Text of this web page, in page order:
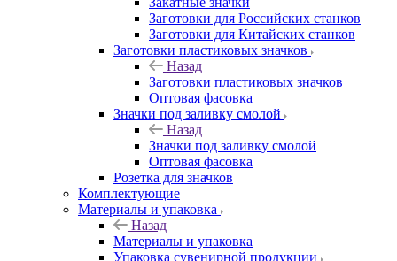
Заготовки для Российских станков
Заготовки для Китайских станков
Заготовки пластиковых значков
Назад
Заготовки пластиковых значков
Оптовая фасовка
Значки под заливку смолой
Назад
Значки под заливку смолой
Оптовая фасовка
Розетка для значков
Комплектующие
Материалы и упаковка
Назад
Материалы и упаковка
Упаковка сувенирной продукции